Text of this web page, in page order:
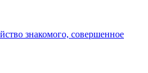
знакомого, совершенное